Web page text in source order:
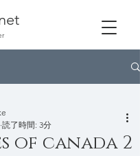
of canada 2
読了時間: 3分